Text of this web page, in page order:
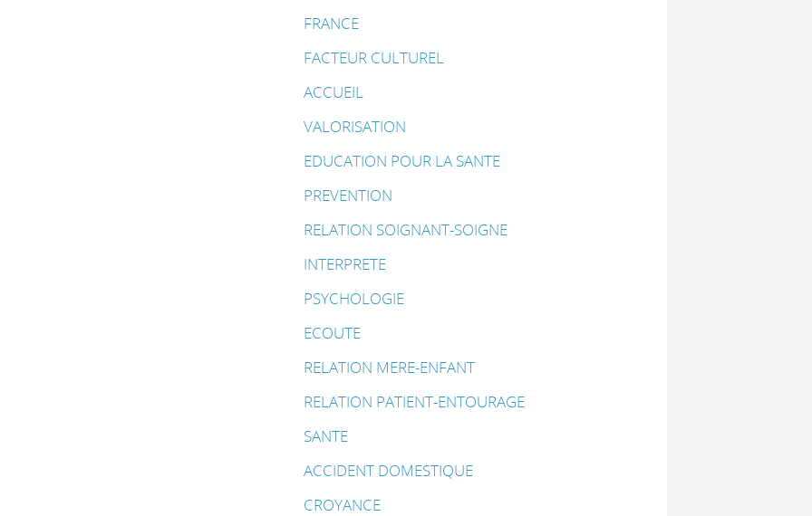
FRANCE
FACTEUR CULTUREL
ACCUEIL
VALORISATION
EDUCATION POUR LA SANTE
PREVENTION
RELATION SOIGNANT-SOIGNE
INTERPRETE
PSYCHOLOGIE
ECOUTE
RELATION MERE-ENFANT
RELATION PATIENT-ENTOURAGE
SANTE
ACCIDENT DOMESTIQUE
CROYANCE